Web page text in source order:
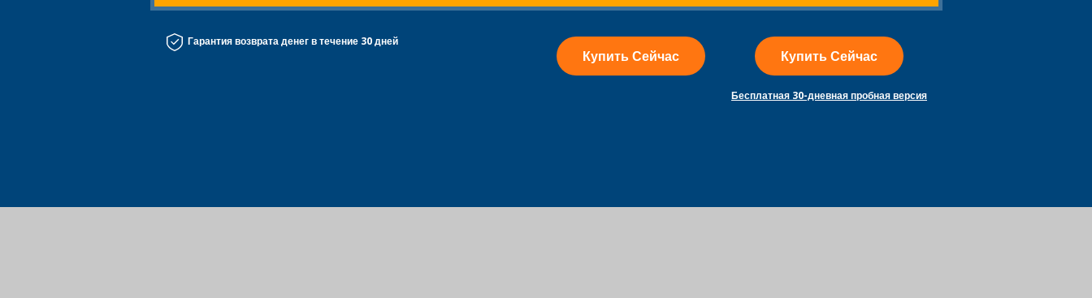
Гарантия возврата денег в течение 30 дней
Купить Сейчас Купить Сейчас
Бесплатная 30-дневная пробная версия